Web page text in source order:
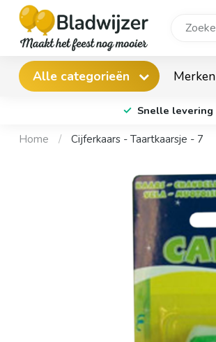
Alle categorieën Merken
Snelle levering
Home / Cijferkaars - Taartkaarsje - 7